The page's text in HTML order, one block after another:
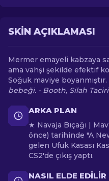
SKIN AÇIKLAMASI
Mermer emayeli kabzaya
ama vahşi şekilde efektif
Soğuk maviye boyanmıştır.
bebeği. - Booth, Silah Taciri
ARKA PLAN
★ Navaja Bıçağı |
önce) tarihinde "A
gelen Ufuk Kasası
CS2'de çıkış yaptı.
NASIL ELDE EDILIR